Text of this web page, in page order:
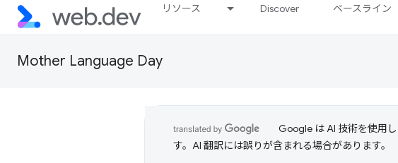
リソース Discover ベースライン
Mother Language Day
Google は AI 技術を使用
す。AI 翻訳には誤りが含まれる場合があります。